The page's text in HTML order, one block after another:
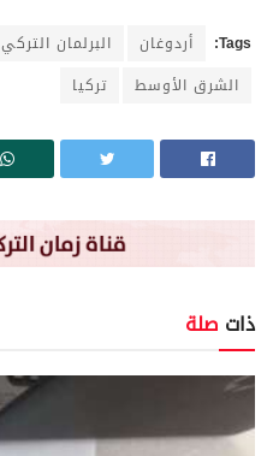
Tags: أردوغان البرلمان التركي
الشرق الأوسط
تركيا
ذات صلة